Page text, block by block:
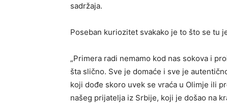
sadržaja.
Poseban kuriozitet svakako je to što se tu
„Primera radi nemamo kod nas sokova i
šta slično. Sve je domaće i sve je
koji dođe skoro uvek se vraća u Olimje ili
našeg prijatelja iz Srbije, koji je došao na